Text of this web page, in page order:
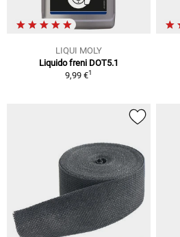
LIQUI MOLY
Liquido freni DOT5.1
9,99 €1